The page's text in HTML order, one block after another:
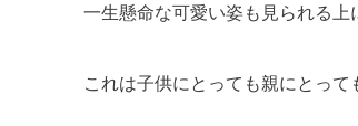
一生懸命な可愛い姿も見られる
これは子供にとっても親にとって